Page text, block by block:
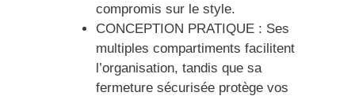
compromis sur le style.
CONCEPTION PRATIQUE : Ses
multiples compartiments facilitent
l’organisation, tandis que sa
fermeture sécurisée protège vos